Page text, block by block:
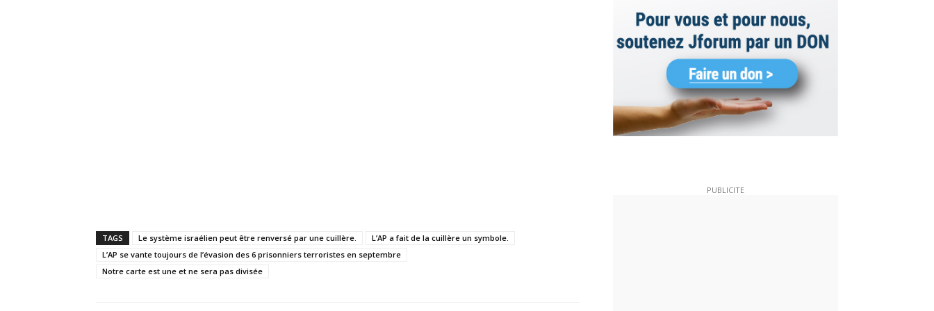
TAGS Le système israélien peut être renversé par une cuillère.
L’AP a fait de la cuillère un symbole.
L’AP se vante toujours de l’évasion des 6 prisonniers terroristes en septembre
Notre carte est une et ne sera pas divisée